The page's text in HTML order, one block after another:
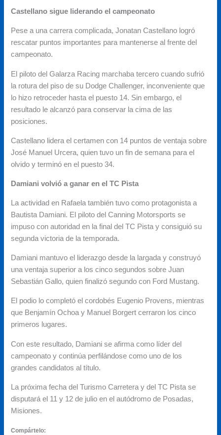
Castellano sigue liderando el campeonato
Pese a una carrera complicada, Jonatan Castellano logró
rescatar puntos importantes para mantenerse al frente del
campeonato.
El piloto del Galarza Racing marchaba tercero cuando sufrió
la rotura del piso de su Dodge Challenger, inconveniente que
lo hizo retroceder hasta el puesto 14. Sin embargo, el
resultado le alcanzó para conservar la cima de las
posiciones.
Castellano lidera el certamen con 14 puntos de ventaja sobre
José Manuel Urcera, quien tuvo un fin de semana para el
olvido y terminó en el puesto 34.
Damiani volvió a ganar en el TC Pista
La actividad en Rafaela también tuvo como protagonista a
Bautista Damiani. El piloto del Canning Motorsports se
impuso con autoridad en la final del TC Pista y consiguió su
segunda victoria de la temporada.
Damiani mantuvo el liderazgo desde la largada y construyó
una ventaja superior a los cinco segundos sobre Juan
Sebastián Gallo, quien finalizó segundo con Ford Mustang.
El podio lo completó el cordobés Eugenio Provens, mientras
que Benjamín Ochoa y Manuel Borgert cerraron los cinco
primeros lugares.
Con este resultado, Damiani se afirma como líder del
campeonato y continúa perfilándose como uno de los
grandes candidatos al título.
La próxima fecha del Turismo Carretera y del TC Pista se
disputará el 11 y 12 de julio en el autódromo de Posadas,
Misiones.
Compártelo: